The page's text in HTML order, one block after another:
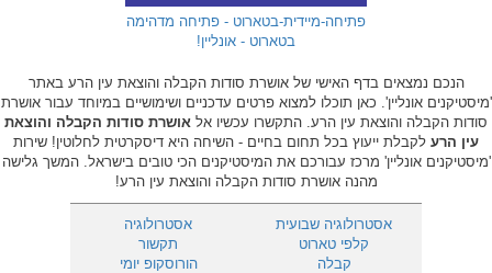
פתיחה-מיידית-בטארוט - פתיחה מדהימה
בטארוט - אונליין!
הנכם נמצאים בדף האישי של אושרת סודות הקבלה והוצאת עין הרע באתר
'מיסטיקנים אונליין'. כאן תוכלו למצוא פרטים עדכניים ושימושיים במיוחד עבור אושרת
סודות הקבלה והוצאת עין הרע. התקשרו עכשיו אל אושרת סודות הקבלה והוצאת
עין הרע לקבלת ייעוץ בכל תחום בחיים - השיחה היא דיסקרטית לחלוטין! שירות
'מיסטיקנים אונליין' מרכז עבורכם את המיסטיקנים הכי טובים בישראל. המשך גלישה
מהנה אושרת סודות הקבלה והוצאת עין הרע!
אסטרולוגיה
אסטרולוגיה שבועית
תקשור
קלפי טארוט
הורוסקופ יומי
קבלה